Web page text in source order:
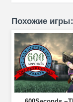
Похожие игры: